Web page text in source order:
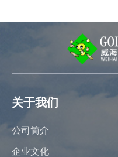
关于我们
公司简介
企业文化